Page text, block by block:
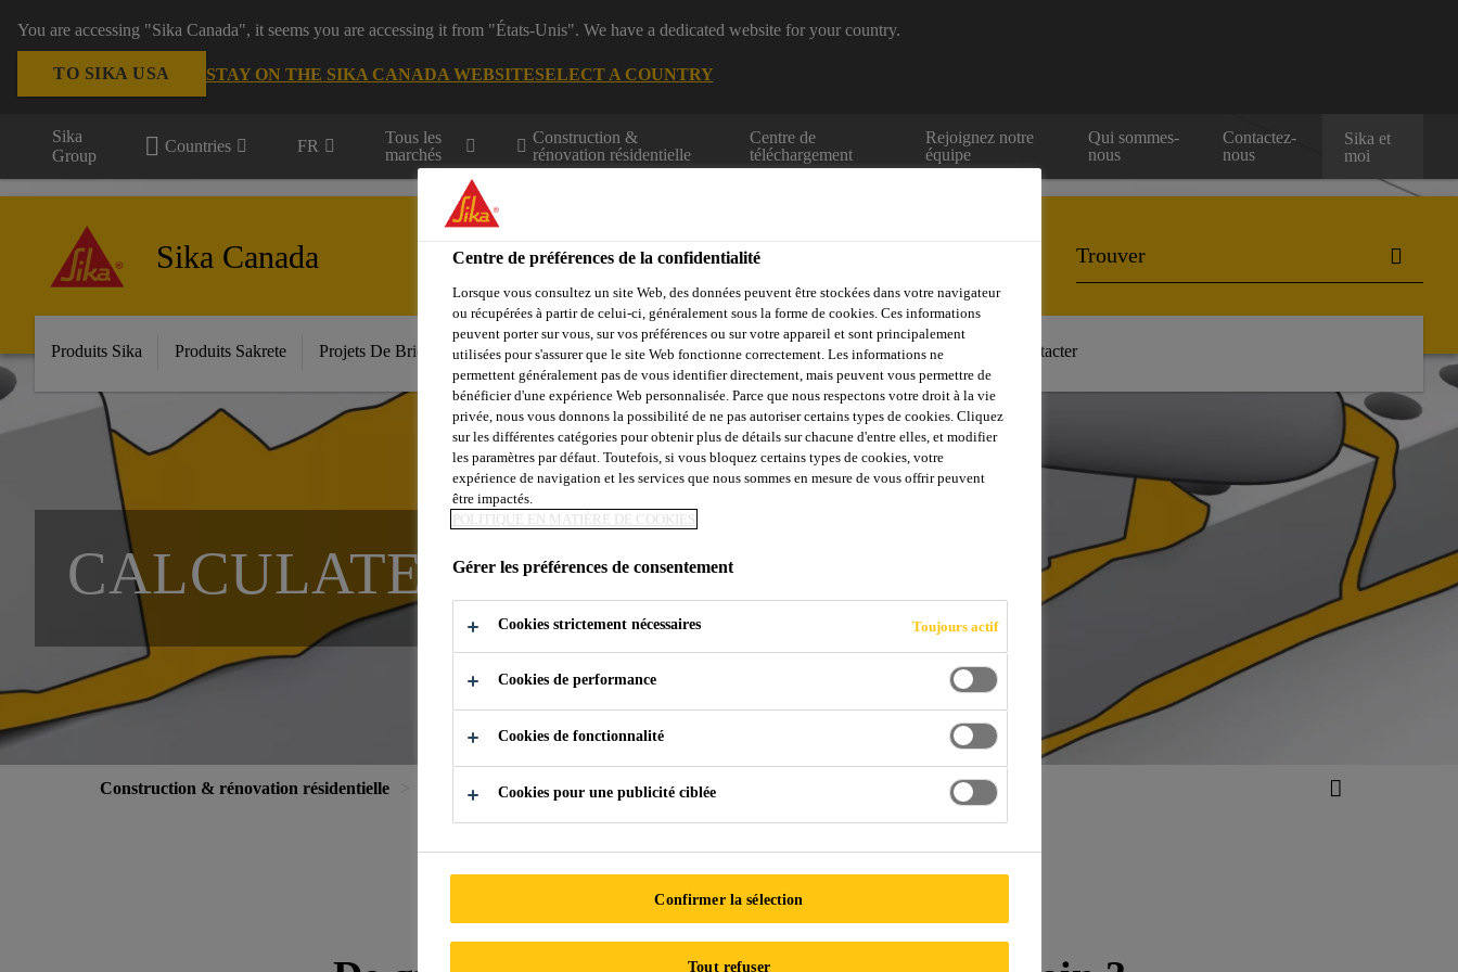
You are accessing "Sika Canada", it seems you are accessing it from "États-Unis". We have a dedicated website for your country.
TO SIKA USA STAY ON THE SIKA CANADA WEBSITESELECT A COUNTRY
Sika
Group
Countries FR
Tous les
marchés
Construction &
rénovation résidentielle
Centre de
téléchargement
Rejoignez notre
équipe
Qui sommes-
nous
Contactez-
nous
Sika et
moi
Sika Canada
Produits Sika Produits Sakrete Projets De Bricolage Calculateurs Centre de ressources Trouver un distributeur Nous contacter
CALCULATEURS
Construction & rénovation résidentielle Calculateurs
Calculateur de quantité
Centre de préférences de la confidentialité
Lorsque vous consultez un site Web, des données peuvent être stockées dans votre navigateur
ou récupérées à partir de celui-ci, généralement sous la forme de cookies. Ces informations
peuvent porter sur vous, sur vos préférences ou sur votre appareil et sont principalement
utilisées pour s'assurer que le site Web fonctionne correctement. Les informations ne
permettent généralement pas de vous identifier directement, mais peuvent vous permettre de
bénéficier d'une expérience Web personnalisée. Parce que nous respectons votre droit à la vie
privée, nous vous donnons la possibilité de ne pas autoriser certains types de cookies. Cliquez
sur les différentes catégories pour obtenir plus de détails sur chacune d'entre elles, et modifier
les paramètres par défaut. Toutefois, si vous bloquez certains types de cookies, votre
expérience de navigation et les services que nous sommes en mesure de vous offrir peuvent
être impactés.
POLITIQUE EN MATIÈRE DE COOKIES
Gérer les préférences de consentement
Cookies strictement nécessaires Toujours actif
Cookies de performance
Cookies de fonctionnalité
Cookies pour une publicité ciblée
Confirmer la sélection
Tout refuser